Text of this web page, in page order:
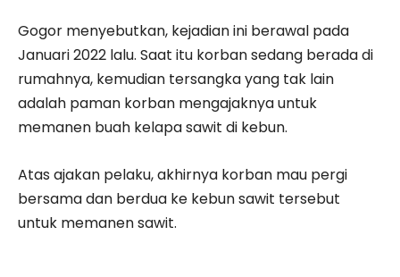
Gogor menyebutkan, kejadian ini berawal pada
Januari 2022 lalu. Saat itu korban sedang berada di
rumahnya, kemudian tersangka yang tak lain
adalah paman korban mengajaknya untuk
memanen buah kelapa sawit di kebun.
Atas ajakan pelaku, akhirnya korban mau pergi
bersama dan berdua ke kebun sawit tersebut
untuk memanen sawit.